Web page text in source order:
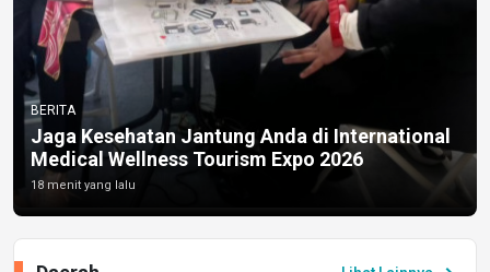
BERITA
Jaga Kesehatan Jantung Anda di International
Medical Wellness Tourism Expo 2026
18 menit yang lalu